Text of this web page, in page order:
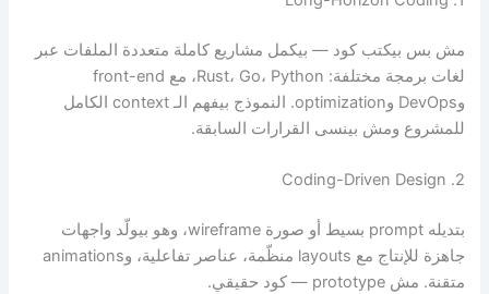
مش بس بيكتب كود — بيكمل مشاريع كاملة متعددة الملفات عبر
لغات برمجة مختلفة: Rust، Go، Python، مع front-end
وDevOps وoptimization. النموذج بيفهم الـ context الكامل
للمشروع ومش بينسى القرارات السابقة.
2. Coding-Driven Design
بتديله prompt بسيط أو صورة wireframe، وهو بيولّد واجهات
جاهزة للإنتاج مع layouts منظّمة، عناصر تفاعلية، وanimations
متقنة. مش prototype — كود حقيقي.